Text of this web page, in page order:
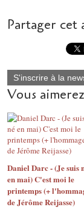
Partager cet
S'inscrire à la
Vous
Daniel Darc - (Je suis
en mai) C'est moi le
printemps (+
de Jérôme Reijasse)